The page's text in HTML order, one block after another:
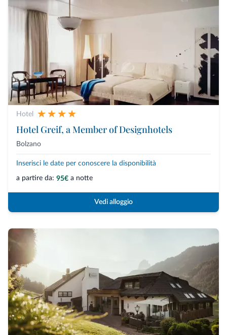
Hotel
Hotel Greif, a Member of Designhotels
Bolzano
Inserisci le date per conoscere la disponibilità
a partire da: 95€ a notte
Vedi alloggio